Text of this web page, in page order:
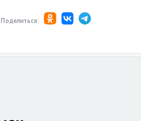
Поделиться: